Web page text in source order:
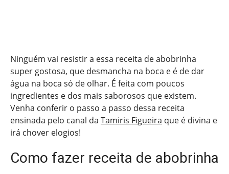
Ninguém vai resistir a essa receita de abobrinha
super gostosa, que desmancha na boca e é de dar
água na boca só de olhar. É feita com poucos
ingredientes e dos mais saborosos que existem.
Venha conferir o passo a passo dessa receita
ensinada pelo canal da Tamiris Figueira que é divina e
irá chover elogios!
Como fazer receita de abobrinha